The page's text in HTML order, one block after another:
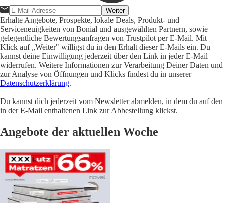
Weiter
Erhalte Angebote, Prospekte, lokale Deals, Produkt- und
Serviceneuigkeiten von Bonial und ausgewählten Partnern, sowie
gelegentliche Bewertungsanfragen von Trustpilot per E-Mail. Mit
Klick auf „Weiter" willigst du in den Erhalt dieser E-Mails ein. Du
kannst deine Einwilligung jederzeit über den Link in jeder E-Mail
widerrufen. Weitere Informationen zur Verarbeitung Deiner Daten und
zur Analyse von Öffnungen und Klicks findest du in unserer
Datenschutzerklärung.
Du kannst dich jederzeit vom Newsletter abmelden, in dem du auf den
in der E-Mail enthaltenen Link zur Abbestellung klickst.
Angebote der aktuellen Woche